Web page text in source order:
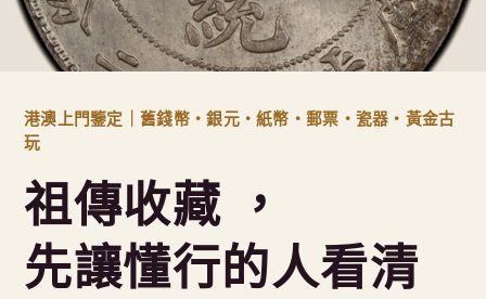
港澳上門鑒定｜舊錢幣・銀元・紙幣・郵票・瓷器・黃金古
玩
祖傳收藏 ，
先讓懂行的人看清